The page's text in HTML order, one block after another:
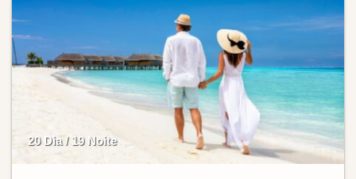
20 Dia / 19 Noite